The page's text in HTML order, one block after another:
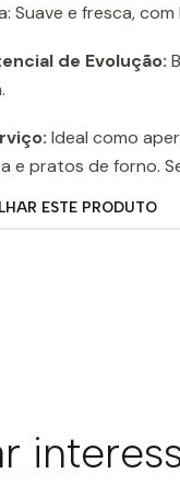
Suave e fresca,
de Evolução:
Ideal como
e pratos de forno.
ESTE PRODUTO